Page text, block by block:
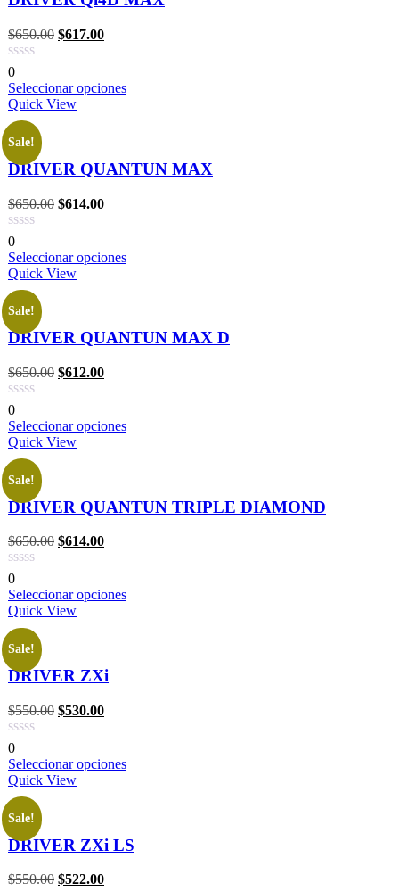
$650.00 $617.00
0
Seleccionar opciones
Quick View
Sale!
DRIVER QUANTUN MAX
$650.00 $614.00
0
Seleccionar opciones
Quick View
Sale!
DRIVER QUANTUN MAX D
$650.00 $612.00
0
Seleccionar opciones
Quick View
Sale!
DRIVER QUANTUN TRIPLE DIAMOND
$650.00 $614.00
0
Seleccionar opciones
Quick View
Sale!
DRIVER ZXi
$550.00 $530.00
0
Seleccionar opciones
Quick View
Sale!
DRIVER ZXi LS
$550.00 $522.00